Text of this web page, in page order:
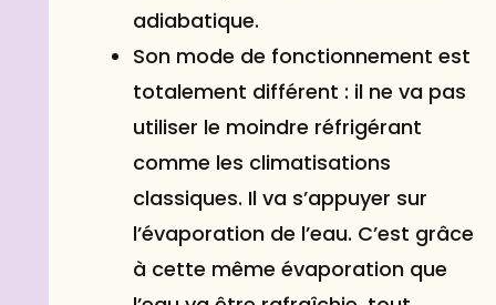
adiabatique.
Son mode de fonctionnement est
totalement différent : il ne va pas
utiliser le moindre réfrigérant
comme les climatisations
classiques. Il va s’appuyer sur
l’évaporation de l’eau. C’est grâce
à cette même évaporation que